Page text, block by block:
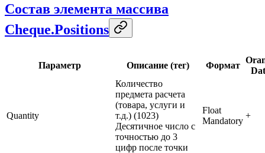
Состав элемента массива
Cheque.Positions
Параметр Описание (тег) Формат
Quantity
Количество
предмета расчета
(товара, услуги и
т.д.) (1023)
Десятичное число с
точностью до 3
цифр после точки
Float
Mandatory
+